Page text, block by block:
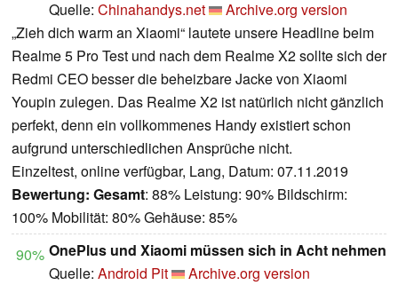
Quelle: Chinahandys.net
Archive.org version
„Zieh dich warm an Xiaomi“ lautete unsere Headline beim
Realme 5 Pro Test und nach dem Realme X2 sollte sich der
Redmi CEO besser die beheizbare Jacke von Xiaomi
Youpin zulegen. Das Realme X2 ist natürlich nicht gänzlich
perfekt, denn ein vollkommenes Handy existiert schon
aufgrund unterschiedlichen Ansprüche nicht.
Einzeltest, online verfügbar, Lang, Datum: 07.11.2019
Bewertung: Gesamt: 88% Leistung: 90% Bildschirm:
100% Mobilität: 80% Gehäuse: 85%
90% OnePlus und Xiaomi müssen sich in Acht nehmen
Quelle: Android Pit
Archive.org version